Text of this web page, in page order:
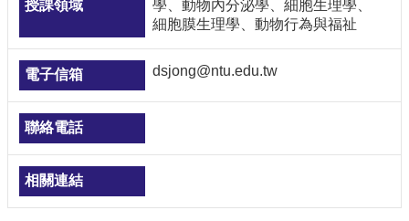
學、動物內分泌學、細胞生理學、
細胞膜生理學、動物行為與福祉
dsjong@ntu.edu.tw